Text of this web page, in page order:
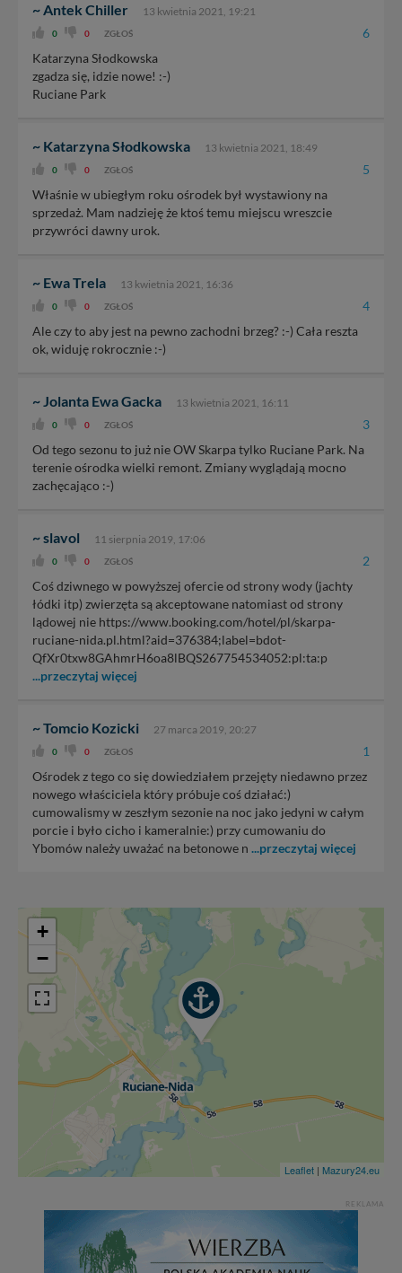
~ Antek Chiller 13 kwietnia 2021, 19:21
0 0 ZGŁOŚ 6
Katarzyna Słodkowska
zgadza się, idzie nowe! :-)
Ruciane Park
~ Katarzyna Słodkowska 13 kwietnia 2021, 18:49
0 0 ZGŁOŚ 5
Właśnie w ubiegłym roku ośrodek był wystawiony na
sprzedaż. Mam nadzieję że ktoś temu miejscu wreszcie
przywróci dawny urok.
~ Ewa Trela 13 kwietnia 2021, 16:36
0 0 ZGŁOŚ 4
Ale czy to aby jest na pewno zachodni brzeg? :-) Cała reszta
ok, widuję rokrocznie :-)
~ Jolanta Ewa Gacka 13 kwietnia 2021, 16:11
0 0 ZGŁOŚ 3
Od tego sezonu to już nie OW Skarpa tylko Ruciane Park. Na
terenie ośrodka wielki remont. Zmiany wyglądają mocno
zachęcająco :-)
~ slavol 11 sierpnia 2019, 17:06
0 0 ZGŁOŚ 2
Coś dziwnego w powyższej ofercie od strony wody (jachty
łódki itp) zwierzęta są akceptowane natomiast od strony
lądowej nie https://www.booking.com/hotel/pl/skarpa-
ruciane-nida.pl.html?aid=376384;label=bdot-
QfXr0txw8GAhmrH6oa8lBQS267754534052:pl:ta:p
...przeczytaj więcej
~ Tomcio Kozicki 27 marca 2019, 20:27
0 0 ZGŁOŚ 1
Ośrodek z tego co się dowiedziałem przejęty niedawno przez
nowego właściciela który próbuje coś działać:)
cumowalismy w zeszłym sezonie na noc jako jedyni w całym
porcie i było cicho i kameralnie:) przy cumowaniu do
Ybomów należy uważać na betonowe n ...przeczytaj więcej
+
−
Leaflet | Mazury24.eu
REKLAMA